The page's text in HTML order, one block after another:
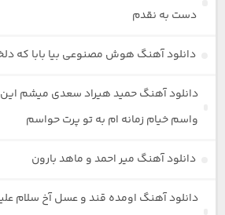
دست به نقدم
دانلود آهنگ هوش مصنوعی بیا بابا که
دانلود آهنگ حمید هیراد سعدی میشم
واسم خیام زمانه ام به تو پرت حواسم
دانلود آهنگ میر احمد و ماهد بارون
دانلود آهنگ اومده قند و عسل آخ سلام